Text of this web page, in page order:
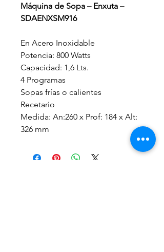
Máquina de Sopa – Enxuta –
SDAENXSM916
En Acero Inoxidable
Potencia: 800 Watts
Capacidad: 1,6 Lts.
4 Programas
Sopas frías o calientes
Recetario
Medida: An:260 x Prof: 184 x Alt:
326 mm